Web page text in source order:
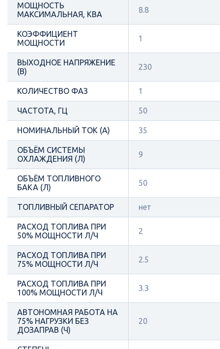
МОЩНОСТЬ
МАКСИМАЛЬНАЯ, КВА
8.8
КОЭФФИЦИЕНТ
МОЩНОСТИ
1
ВЫХОДНОЕ НАПРЯЖЕНИЕ
(В)
230
КОЛИЧЕСТВО ФАЗ 1
ЧАСТОТА, ГЦ 50
НОМИНАЛЬНЫЙ ТОК (А) 35
ОБЪЁМ СИСТЕМЫ
ОХЛАЖДЕНИЯ (Л)
9
ОБЪЁМ ТОПЛИВНОГО
БАКА (Л)
50
ТОПЛИВНЫЙ СЕПАРАТОР нет
РАСХОД ТОПЛИВА ПРИ
50% МОЩНОСТИ Л/Ч
2
РАСХОД ТОПЛИВА ПРИ
75% МОЩНОСТИ Л/Ч
2.5
РАСХОД ТОПЛИВА ПРИ
100% МОЩНОСТИ Л/Ч
3.3
АВТОНОМНАЯ РАБОТА НА
75% НАГРУЗКИ БЕЗ
ДОЗАПРАВ (Ч)
20